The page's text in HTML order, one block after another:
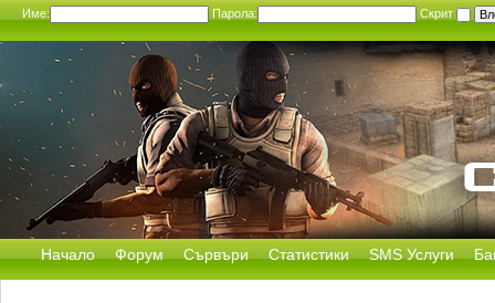
Име: Парола: Скрит
Начало Форум Сървъри Статистики SMS Услуги